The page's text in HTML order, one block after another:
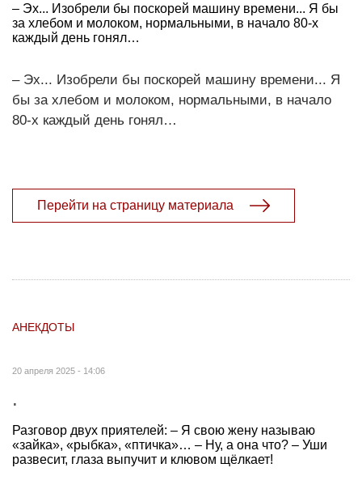
– Эх... Изобрели бы поскорей машину времени... Я бы
за хлебом и молоком, нормальными, в начало 80-х
каждый день гонял…
– Эх... Изобрели бы поскорей машину времени... Я
бы за хлебом и молоком, нормальными, в начало
80-х каждый день гонял…
Перейти на страницу материала
АНЕКДОТЫ
20 апреля 2025 - 14:06
.
Разговор двух приятелей: – Я свою жену называю
«зайка», «рыбка», «птичка»… – Ну, а она что? – Уши
развесит, глаза выпучит и клювом щёлкает!